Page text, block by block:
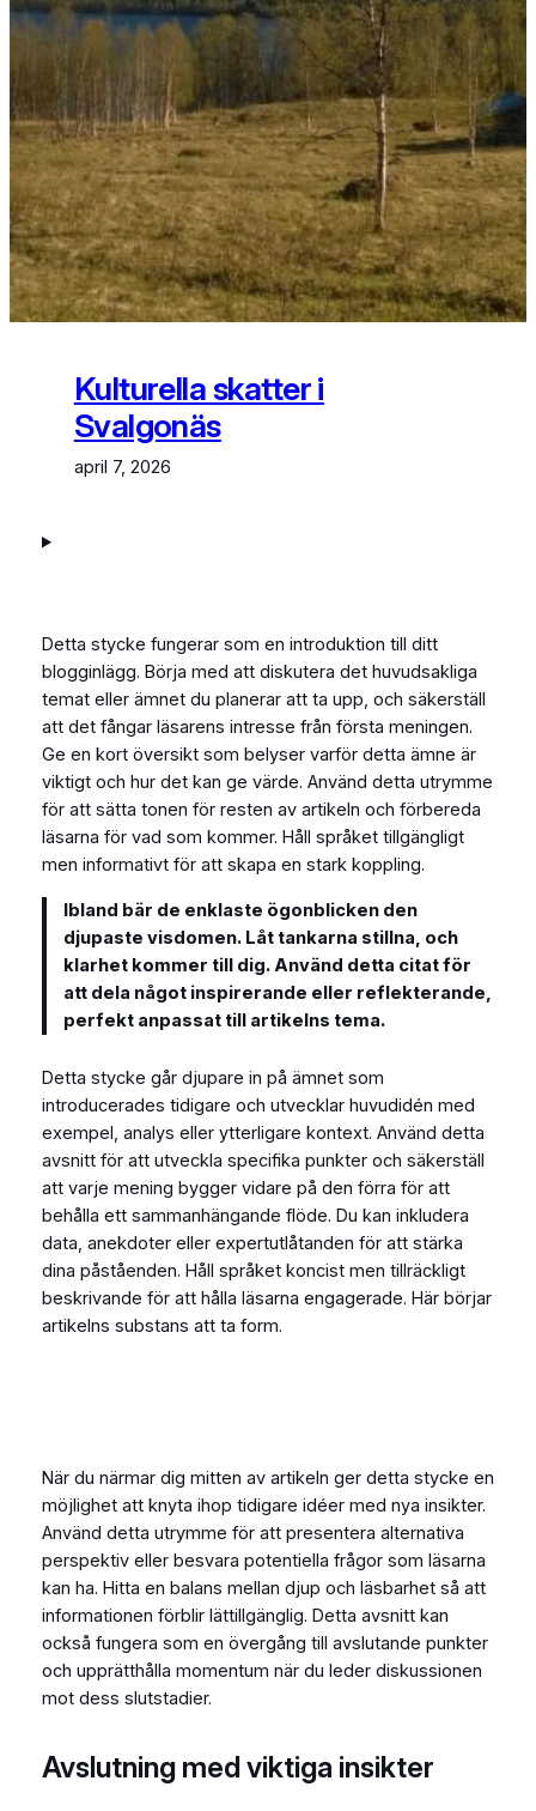
Kulturella skatter i
Svalgonäs
april 7, 2026
Detta stycke fungerar som en introduktion till ditt
blogginlägg. Börja med att diskutera det huvudsakliga
temat eller ämnet du planerar att ta upp, och säkerställ
att det fångar läsarens intresse från första meningen.
Ge en kort översikt som belyser varför detta ämne är
viktigt och hur det kan ge värde. Använd detta utrymme
för att sätta tonen för resten av artikeln och förbereda
läsarna för vad som kommer. Håll språket tillgängligt
men informativt för att skapa en stark koppling.
Ibland bär de enklaste ögonblicken den
djupaste visdomen. Låt tankarna stillna, och
klarhet kommer till dig. Använd detta citat för
att dela något inspirerande eller reflekterande,
perfekt anpassat till artikelns tema.
Detta stycke går djupare in på ämnet som
introducerades tidigare och utvecklar huvudidén med
exempel, analys eller ytterligare kontext. Använd detta
avsnitt för att utveckla specifika punkter och säkerställ
att varje mening bygger vidare på den förra för att
behålla ett sammanhängande flöde. Du kan inkludera
data, anekdoter eller expertutlåtanden för att stärka
dina påståenden. Håll språket koncist men tillräckligt
beskrivande för att hålla läsarna engagerade. Här börjar
artikelns substans att ta form.
När du närmar dig mitten av artikeln ger detta stycke en
möjlighet att knyta ihop tidigare idéer med nya insikter.
Använd detta utrymme för att presentera alternativa
perspektiv eller besvara potentiella frågor som läsarna
kan ha. Hitta en balans mellan djup och läsbarhet så att
informationen förblir lättillgänglig. Detta avsnitt kan
också fungera som en övergång till avslutande punkter
och upprätthålla momentum när du leder diskussionen
mot dess slutstadier.
Avslutning med viktiga insikter